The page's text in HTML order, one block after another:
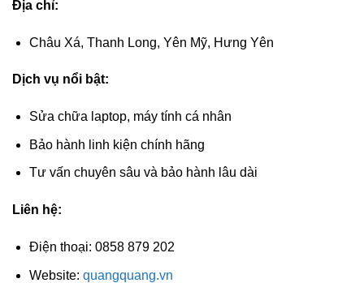
Địa chỉ:
Châu Xá, Thanh Long, Yên Mỹ, Hưng Yên
Dịch vụ nổi bật:
Sửa chữa laptop, máy tính cá nhân
Bảo hành linh kiện chính hãng
Tư vấn chuyên sâu và bảo hành lâu dài
Liên hệ:
Điện thoại: 0858 879 202
Website: quangquang.vn